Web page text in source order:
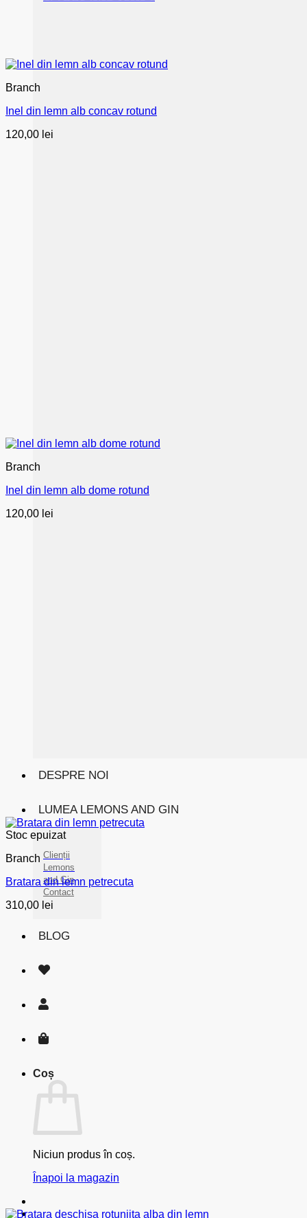
DESPRE NOI
LUMEA LEMONS AND GIN
Clienții
Lemons
and Gin
Contact
BLOG
Coș
Niciun produs în coș.
Înapoi la magazin
Branch
Inel din lemn alb concav rotund
120,00 lei
Branch
Inel din lemn alb dome rotund
120,00 lei
Stoc epuizat
Branch
Bratara din lemn petrecuta
310,00 lei